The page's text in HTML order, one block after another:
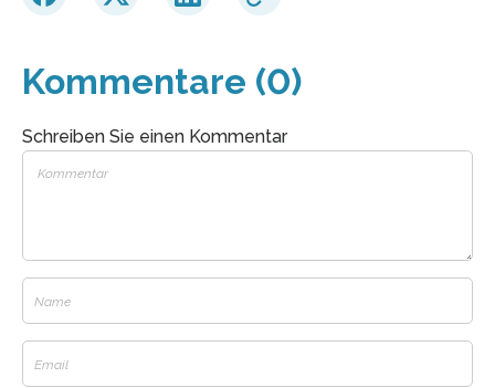
Kommentare (0)
Schreiben Sie einen Kommentar